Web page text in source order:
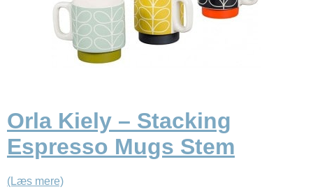
Orla Kiely – Stacking
Espresso Mugs Stem
(Læs mere)